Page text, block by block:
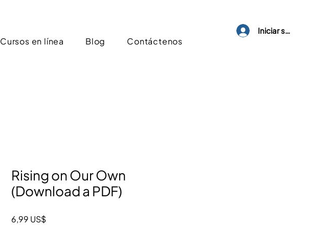
Cursos en línea Blog Contáctenos
Iniciar sesión
Rising on Our Own
(Download a PDF)
6,99 US$Precio